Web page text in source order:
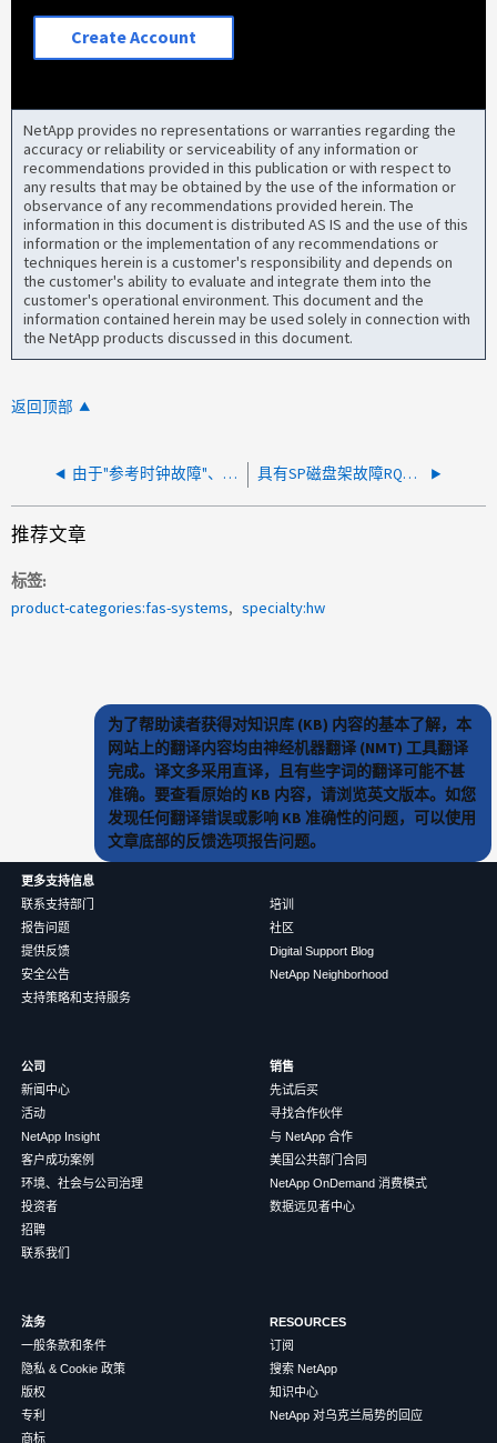
Create Account
NetApp provides no representations or warranties regarding the
accuracy or reliability or serviceability of any information or
recommendations provided in this publication or with respect to
any results that may be obtained by the use of the information or
observance of any recommendations provided herein. The
information in this document is distributed AS IS and the use of this
information or the implementation of any recommendations or
techniques herein is a customer's responsibility and depends on
the customer's ability to evaluate and integrate them into the
customer's operational environment. This document and the
information contained herein may be used solely in connection with
the NetApp products discussed in this document.
返回顶部
由于"参考时钟故障"、磁盘架模块出现故障错误 具有SP磁盘架故障RQSTd状态的磁盘架模块会生成每小时警告
推荐文章
标签
product-categories:fas-systems
specialty:hw
为了帮助读者获得对知识库 (KB) 内容的基本了解，本
网站上的翻译内容均由神经机器翻译 (NMT) 工具翻译
完成。译文多采用直译，且有些字词的翻译可能不甚
准确。要查看原始的 KB 内容，请浏览英文版本。如您
发现任何翻译错误或影响 KB 准确性的问题，可以使用
文章底部的反馈选项报告问题。
更多支持信息
联系支持部门
报告问题
提供反馈
安全公告
支持策略和支持服务
培训
社区
Digital Support Blog
NetApp Neighborhood
公司
新闻中心
活动
NetApp Insight
客户成功案例
环境、社会与公司治理
投资者
招聘
联系我们
销售
先试后买
寻找合作伙伴
与 NetApp 合作
美国公共部门合同
NetApp OnDemand 消费模式
数据远见者中心
法务
一般条款和条件
隐私 & Cookie 政策
版权
专利
商标
RESOURCES
订阅
搜索 NetApp
知识中心
NetApp 对乌克兰局势的回应